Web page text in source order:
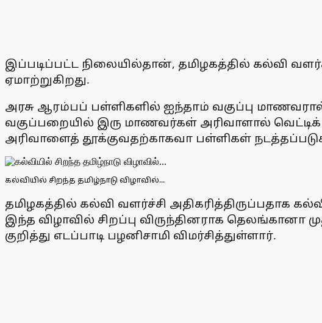
இப்படிப்பட்ட நிலையில்தான், தமிழகத்தில் கல்வி
ஏமாற்றுகிறது.
அரசு ஆரம்பப் பள்ளிகளில் ஐந்தாம் வகுப்பு
வகுப்பறையில் இரு மாணவர்கள் அரிவாளால்
அரிவாளைத் தூக்குவதற்காகவா பள்ளிகள்
கல்வியில் சிறந்த தமிழ்நாடு விழாவில்...
தமிழகத்தில் கல்வி வளர்ச்சி அதிகரித்திருப்பதாக
இந்த விழாவில் சிறப்பு விருந்தினராக தெலங்கானா
குறித்து எடப்பாடி பழனிசாமி விமர்சித்துள்ளார்.